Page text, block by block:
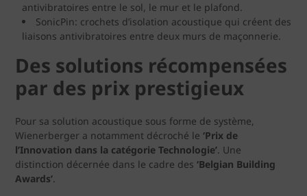
antivibratoires entre le sol, le mur et le plafond.
SonicPin: crochets d’isolation acoustique qui créent des
liaisons antivibratoires entre deux murs de maçonnerie.
Des solutions récompensées
par des prix prestigieux
Pour sa solution acoustique sous forme de système,
Wienerberger a notamment décroché le ‘Prix de
l’Innovation dans la catégorie Technologie’. Une
distinction décernée dans le cadre des ‘Belgian Building
Awards’.